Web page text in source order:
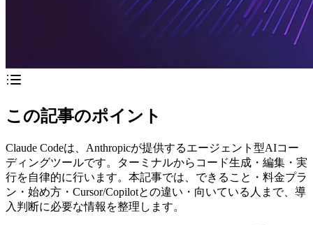
この記事のポイント
Claude Codeは、Anthropicが提供するエージェント型AIコー
ディングツールです。ターミナルからコード生成・編集・実
行を自律的に行います。本記事では、できること・料金プラ
ン・始め方・Cursor/Copilotとの違い・向いている人まで、導
入判断に必要な情報を整理します。